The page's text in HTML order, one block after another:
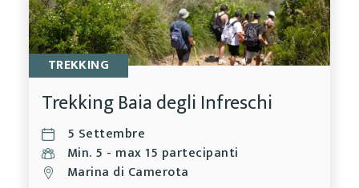
TREKKING
Trekking Baia degli Infreschi
5 Settembre
Min. 5 - max 15 partecipanti
Marina di Camerota